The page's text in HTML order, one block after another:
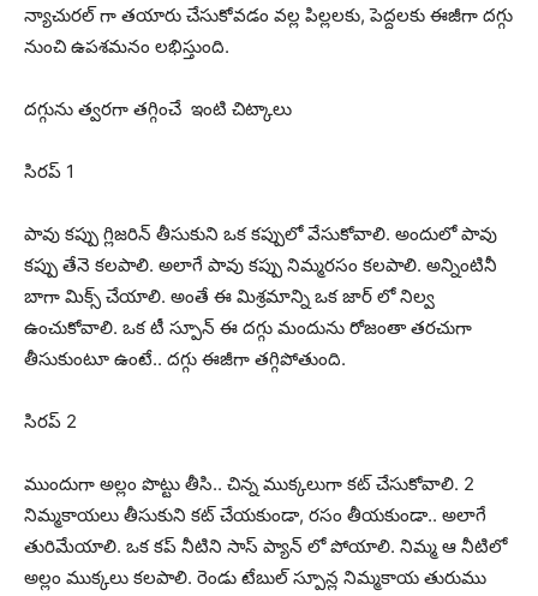
న్యాచురల్ గా తయారు చేసుకోవడం వల్ల పిల్లలకు, పెద్దలకు ఈజీగా దగ్గు
నుంచి ఉపశమనం లభిస్తుంది.
దగ్గును త్వరగా తగ్గించే ఇంటి చిట్కాలు
సిరప్ 1
పావు కప్పు గ్లిజరిన్ తీసుకుని ఒక కప్పులో వేసుకోవాలి. అందులో పావు
కప్పు తేనె కలపాలి. అలాగే పావు కప్పు నిమ్మరసం కలపాలి. అన్నింటినీ
బాగా మిక్స్ చేయాలి. అంతే ఈ మిశ్రమాన్ని ఒక జార్ లో నిల్వ
ఉంచుకోవాలి. ఒక టీ స్పూన్ ఈ దగ్గు మందును రోజంతా తరచుగా
తీసుకుంటూ ఉంటే.. దగ్గు ఈజీగా తగ్గిపోతుంది.
సిరప్ 2
ముందుగా అల్లం పొట్టు తీసి.. చిన్న ముక్కలుగా కట్ చేసుకోవాలి. 2
నిమ్మకాయలు తీసుకుని కట్ చేయకుండా, రసం తీయకుండా.. అలాగే
తురిమేయాలి. ఒక కప్ నీటిని సాస్ ప్యాన్ లో పోయాలి. నిమ్మ ఆ నీటిలో
అల్లం ముక్కలు కలపాలి. రెండు టేబుల్ స్పూన్ల నిమ్మకాయ తురుము